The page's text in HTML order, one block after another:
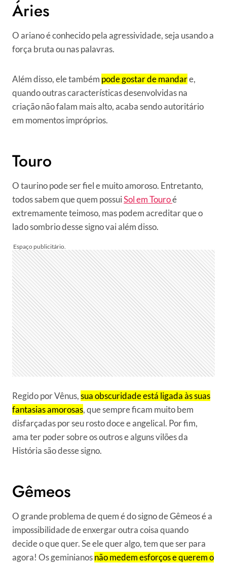
Áries
O ariano é conhecido pela agressividade, seja usando a
força bruta ou nas palavras.
Além disso, ele também pode gostar de mandare,
quando outras características desenvolvidas na
criação não falam mais alto, acaba sendo autoritário
em momentos impróprios.
Touro
O taurino pode ser fiel e muito amoroso. Entretanto,
todos sabem que quem possuiSol em Touroé
extremamente teimoso, mas podem acreditar que o
lado sombrio desse signo vai além disso.
Regido por Vênus,sua obscuridade está ligada às suas
fantasias amorosas, que sempre ficam muito bem
disfarçadas por seu rosto doce e angelical. Por fim,
ama ter poder sobre os outros e alguns vilões da
História são desse signo.
Gêmeos
O grande problema de quem é do signo de Gêmeos é a
impossibilidade de enxergar outra coisa quando
decide o que quer. Se ele quer algo, tem que ser para
agora! Os geminianosnão medem esforços e querem o